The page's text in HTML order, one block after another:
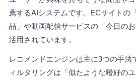
薦するAIシステムです。ECサイトの
品」や動画配信サービスの「今日の
活用されています。
レコメンドエンジンは主に3つの手法
ィルタリングは「似たような嗜好の